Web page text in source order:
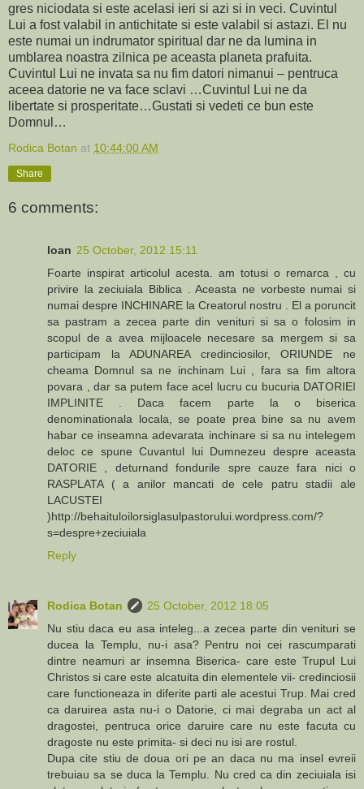
gres niciodata si este acelasi ieri si azi si in veci. Cuvintul
Lui a fost valabil in antichitate si este valabil si astazi. El nu
este numai un indrumator spiritual dar ne da lumina in
umblarea noastra zilnica pe aceasta planeta prafuita.
Cuvintul Lui ne invata sa nu fim datori nimanui – pentruca
aceea datorie ne va face sclavi …Cuvintul Lui ne da
libertate si prosperitate…Gustati si vedeti ce bun este
Domnul…
Rodica Botan at 10:44:00 AM
Share
6 comments:
Ioan 25 October, 2012 15:11
Foarte inspirat articolul acesta. am totusi o remarca , cu
privire la zeciuiala Biblica . Aceasta ne vorbeste numai si
numai despre INCHINARE la Creatorul nostru . El a poruncit
sa pastram a zecea parte din venituri si sa o folosim in
scopul de a avea mijloacele necesare sa mergem si sa
participam la ADUNAREA credinciosilor, ORIUNDE ne
cheama Domnul sa ne inchinam Lui , fara sa fim altora
povara , dar sa putem face acel lucru cu bucuria DATORIEI
IMPLINITE . Daca facem parte la o biserica
denominationala locala, se poate prea bine sa nu avem
habar ce inseamna adevarata inchinare si sa nu intelegem
deloc ce spune Cuvantul lui Dumnezeu despre aceasta
DATORIE , deturnand fondurile spre cauze fara nici o
RASPLATA ( a anilor mancati de cele patru stadii ale
LACUSTEI
)http://behaituloilorsiglasulpastorului.wordpress.com/?
s=despre+zeciuiala
Reply
Rodica Botan
25 October, 2012 18:05
Nu stiu daca eu asa inteleg...a zecea parte din venituri se
ducea la Templu, nu-i asa? Pentru noi cei rascumparati
dintre neamuri ar insemna Biserica- care este Trupul Lui
Christos si care este alcatuita din elementele vii- credinciosii
care functioneaza in diferite parti ale acestui Trup. Mai cred
ca daruirea asta nu-i o Datorie, ci mai degraba un act al
dragostei, pentruca orice daruire care nu este facuta cu
dragoste nu este primita- si deci nu isi are rostul.
Dupa cite stiu de doua ori pe an daca nu ma insel evreii
trebuiau sa se duca la Templu. Nu cred ca din zeciuiala isi